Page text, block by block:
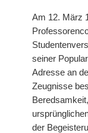
Am 12. März
seiner
Adresse an
Zeugnisse
der